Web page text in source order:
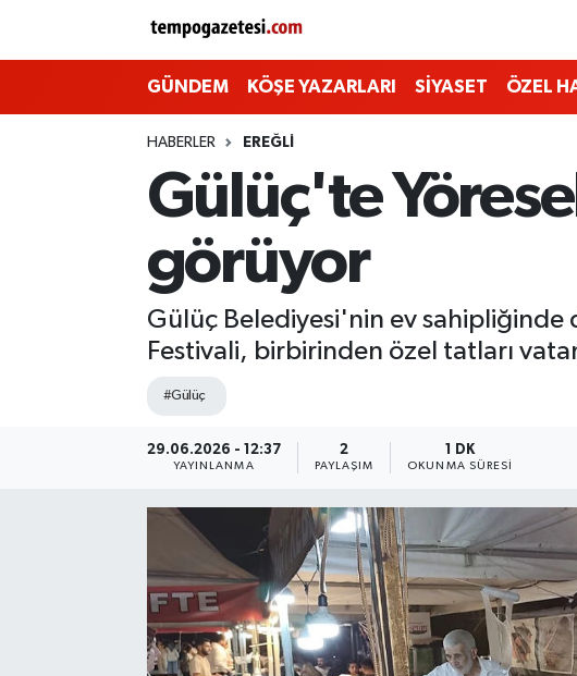
GÜNDEM KÖŞE YAZARLARI SİYASET ÖZEL
HABERLER EREĞLI
Gülüç'te
görüyor
Gülüç Belediyesi'nin ev sahipliğinde
Festivali, birbirinden özel tatları
#Gülüç
29.06.2026 - 12:37
YAYINLANMA
2
PAYLAŞIM
1 DK
OKUNMA SÜRESI
Zonguldak Nöbetçi Eczaneler
Zonguldak Hava Durumu
Zonguldak Namaz Vakitleri
Zonguldak Trafik Yoğunluk Haritası
Tüm Manşetler